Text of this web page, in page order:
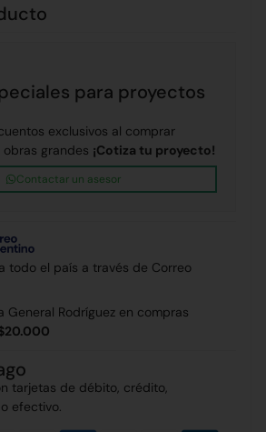
para proyectos
exclusivos al comprar
grandes ¡Cotiza tu proyecto!
Contactar un asesor
todo el país a través de Correo
General Rodríguez en compras
tarjetas de débito, crédito,
efectivo.